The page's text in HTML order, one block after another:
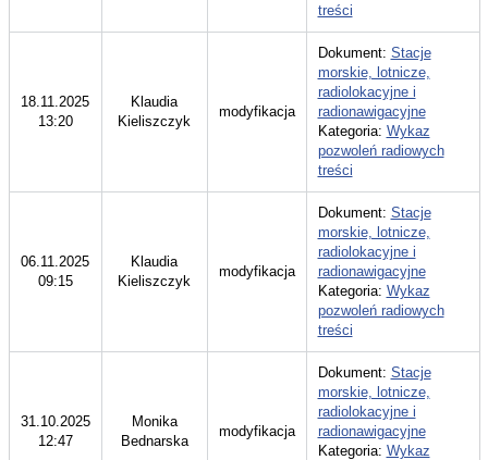
treści
18.11.2025
13:20
Klaudia
Kieliszczyk
modyfikacja
Dokument: Stacje
morskie, lotnicze,
radiolokacyjne i
radionawigacyjne
Kategoria: Wykaz
pozwoleń radiowych
treści
06.11.2025
09:15
Klaudia
Kieliszczyk
modyfikacja
Dokument: Stacje
morskie, lotnicze,
radiolokacyjne i
radionawigacyjne
Kategoria: Wykaz
pozwoleń radiowych
treści
31.10.2025
12:47
Monika
Bednarska
modyfikacja
Dokument: Stacje
morskie, lotnicze,
radiolokacyjne i
radionawigacyjne
Kategoria: Wykaz